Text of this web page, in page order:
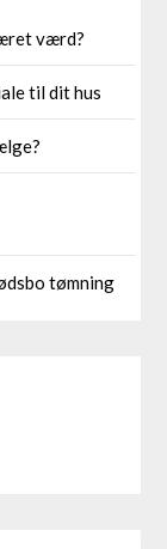
værd?
til dit hus
tømning